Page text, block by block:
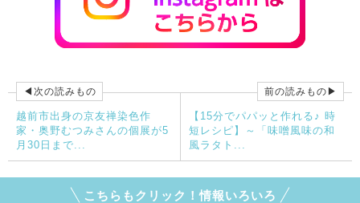
◀次の読みもの
越前市出身の京友禅染色作
家・奥野むつみさんの個展が5
月30日まで...
前の読みもの▶
【15分でパパッと作れる♪ 時
短レシピ】～「味噌風味の和
風ラタト...
こちらもクリック！情報いろいろ